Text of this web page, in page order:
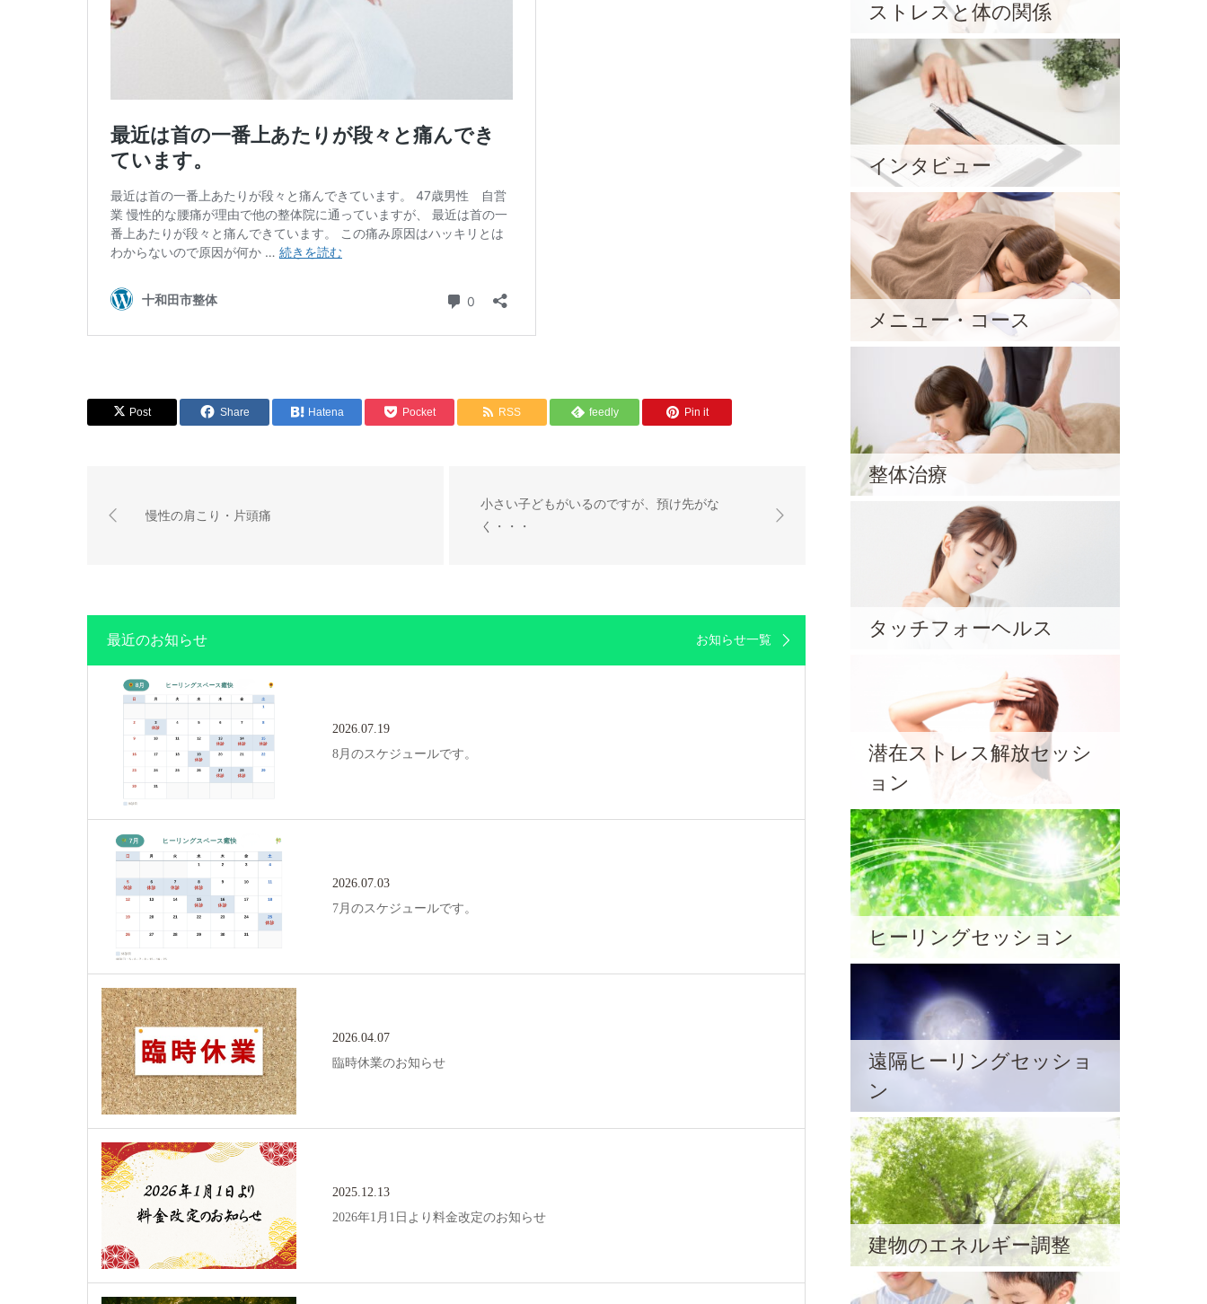
Post Share Hatena Pocket RSS feedly Pin it
慢性の肩こり・片頭痛
小さい子どもがいるのですが、預け先がな
く・・・
最近のお知らせ お知らせ一覧
2026.07.19
8月のスケジュールです。
2026.07.03
7月のスケジュールです。
2026.04.07
臨時休業のお知らせ
2025.12.13
2026年1月1日より料金改定のお知らせ
ストレスと体の関係
インタビュー
メニュー・コース
整体治療
タッチフォーヘルス
潜在ストレス解放セッシ
ョン
ヒーリングセッション
遠隔ヒーリングセッショ
ン
建物のエネルギー調整